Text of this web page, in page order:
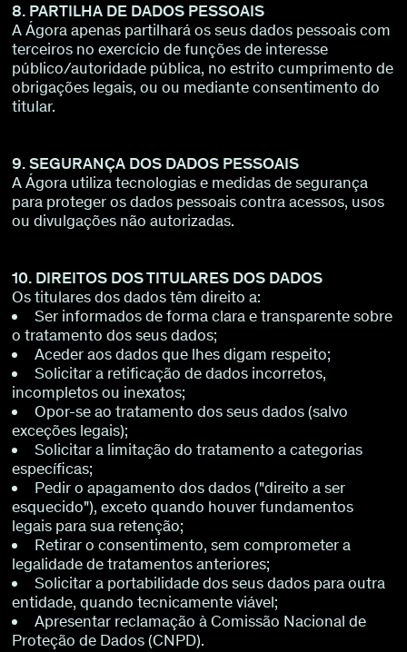
8. PARTILHA DE DADOS PESSOAIS
A Ágora apenas partilhará os seus dados pessoais com
terceiros no exercício de funções de interesse
público/autoridade pública, no estrito cumprimento de
obrigações legais, ou ou mediante consentimento do
titular.
9. SEGURANÇA DOS DADOS PESSOAIS
A Ágora utiliza tecnologias e medidas de segurança
para proteger os dados pessoais contra acessos, usos
ou divulgações não autorizadas.
10. DIREITOS DOS TITULARES DOS DADOS
Os titulares dos dados têm direito a:
Ser informados de forma clara e transparente sobre
o tratamento dos seus dados;
Aceder aos dados que lhes digam respeito;
Solicitar a retificação de dados incorretos,
incompletos ou inexatos;
Opor-se ao tratamento dos seus dados (salvo
exceções legais);
Solicitar a limitação do tratamento a categorias
específicas;
Pedir o apagamento dos dados ("direito a ser
esquecido"), exceto quando houver fundamentos
legais para sua retenção;
Retirar o consentimento, sem comprometer a
legalidade de tratamentos anteriores;
Solicitar a portabilidade dos seus dados para outra
entidade, quando tecnicamente viável;
Apresentar reclamação à Comissão Nacional de
Proteção de Dados (CNPD).